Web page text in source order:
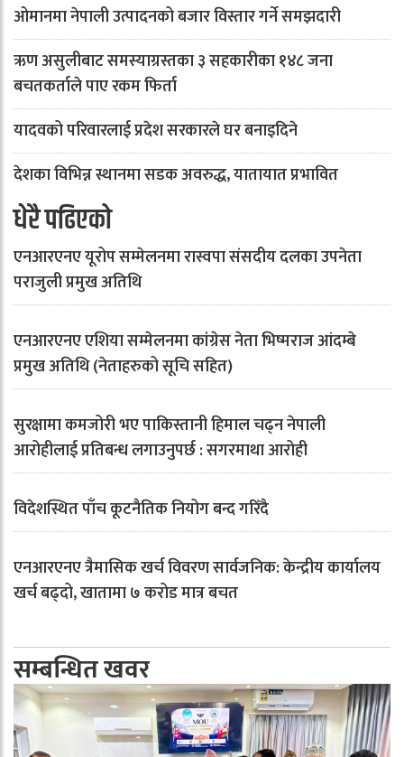
ओमानमा नेपाली उत्पादनको बजार विस्तार गर्ने समझदारी
ऋण असुलीबाट समस्याग्रस्तका ३ सहकारीका १४८ जना
बचतकर्ताले पाए रकम फिर्ता
यादवको परिवारलाई प्रदेश सरकारले घर बनाइदिने
देशका विभिन्न स्थानमा सडक अवरुद्ध, यातायात प्रभावित
धेरै पढिएको
एनआरएनए यूरोप सम्मेलनमा रास्वपा संसदीय दलका उपनेता
पराजुली प्रमुख अतिथि
एनआरएनए एशिया सम्मेलनमा कांग्रेस नेता भिष्मराज आंदम्बे
प्रमुख अतिथि (नेताहरुको सूचि सहित)
सुरक्षामा कमजोरी भए पाकिस्तानी हिमाल चढ्न नेपाली
आरोहीलाई प्रतिबन्ध लगाउनुपर्छ : सगरमाथा आरोही
विदेशस्थित पाँच कूटनैतिक नियोग बन्द गरिँदै
एनआरएनए त्रैमासिक खर्च विवरण सार्वजनिक: केन्द्रीय कार्यालय
खर्च बढ्दो, खातामा ७ करोड मात्र बचत
सम्बन्धित खवर